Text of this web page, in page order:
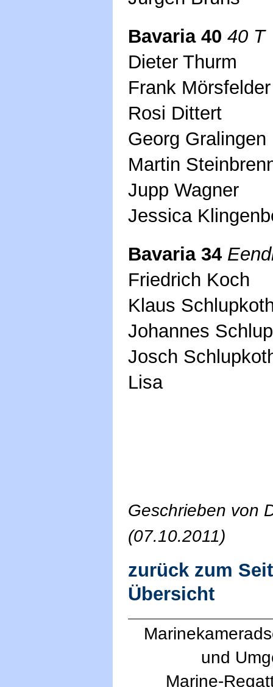
Bavaria 40 40 T
Dieter Thurm
Frank Mörsfelder
Rosi Dittert
Georg Gralingen
Martin
Jupp Wagner
Jessica
Bavaria 34
Friedrich Koch
Klaus
Johannes
Josch
Lisa
Geschrieben von
(07.10.2011)
zurück zum
Übersicht
und
Marine-